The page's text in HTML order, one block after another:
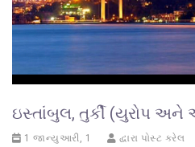
ઇસ્તાંબુલ, તુર્કી (યુરોપ અને
1 જાન્યુઆરી, 1
દ્વારા પોસ્ટ કરેલ